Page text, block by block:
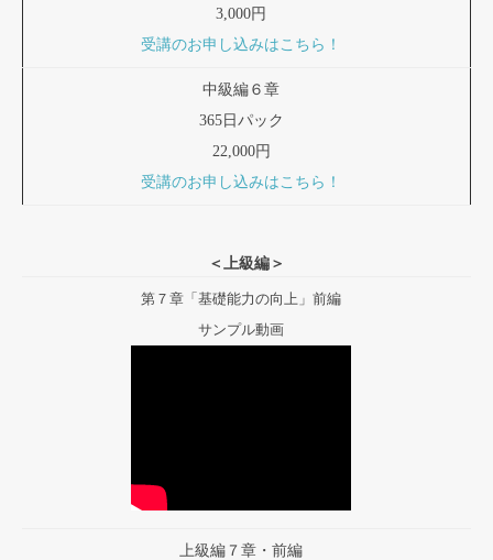
3,000円
受講のお申し込みはこちら！
中級編６章
365日パック
22,000円
受講のお申し込みはこちら！
＜上級編＞
第７章「基礎能力の向上」前編
サンプル動画
上級編７章・前編